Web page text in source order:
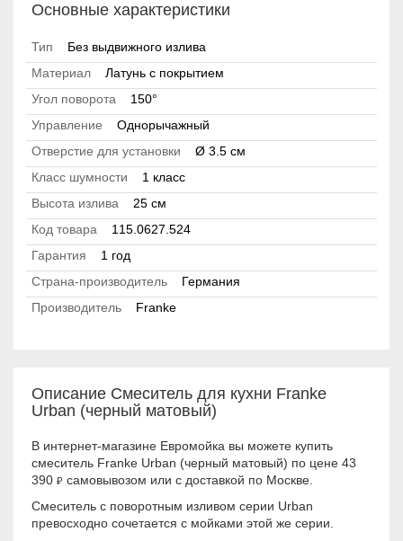
Основные характеристики
Тип
Без выдвижного излива
Материал
Латунь с покрытием
Угол поворота
150°
Управление
Однорычажный
Отверстие для установки
Ø 3.5 см
Класс шумности
1 класс
Высота излива
25 см
Код товара
115.0627.524
Гарантия
1 год
Страна-производитель
Германия
Производитель
Franke
Описание Смеситель для кухни Franke
Urban (черный матовый)
В интернет-магазине Евромойка вы можете купить
смеситель Franke Urban (черный матовый) по цене 43
390 ₽ самовывозом или с доставкой по Москве.
Смеситель с поворотным изливом серии Urban
превосходно сочетается с мойками этой же серии.